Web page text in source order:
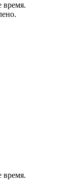
время.
время.